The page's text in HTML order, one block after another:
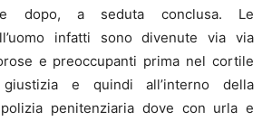
dopo, a seduta conclusa. Le
infatti sono divenute via via
e preoccupanti prima nel cortile
e quindi all’interno della
penitenziaria dove con urla e